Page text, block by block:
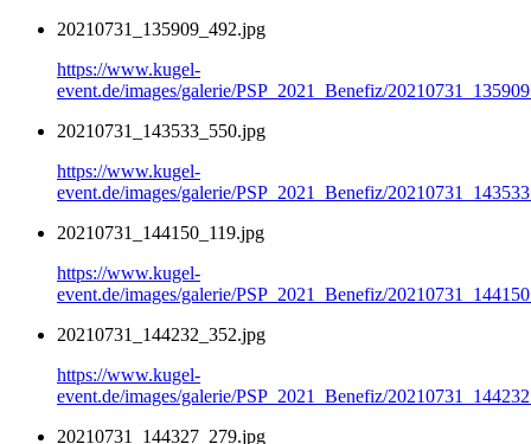
20210731_135909_492.jpg
https://www.kugel-
event.de/images/galerie/PSP_2021_Benefiz/
20210731_143533_550.jpg
https://www.kugel-
event.de/images/galerie/PSP_2021_Benefiz/
20210731_144150_119.jpg
https://www.kugel-
event.de/images/galerie/PSP_2021_Benefiz/
20210731_144232_352.jpg
https://www.kugel-
event.de/images/galerie/PSP_2021_Benefiz/
20210731_144327_279.jpg